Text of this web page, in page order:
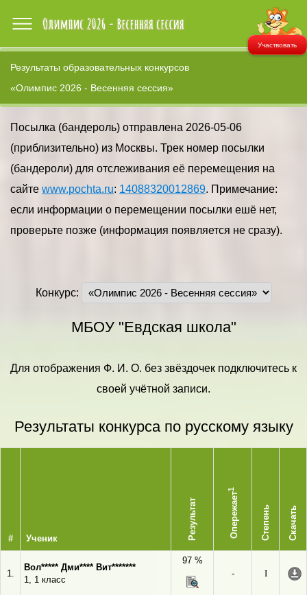
Участвовать
Результаты образовательных конкурсов
«Олимпис 2026 - Весенняя сессия»
Посылка (бандероль) отправлена 2026-05-06
(приблизительно) из Москвы. Трек номер посылки
(бандероли) для отслеживания её перемещения на
сайте www.pochta.ru: 14088320012869. Примечание:
если информации о перемещении посылки ешё нет,
проверьте позже (информация появляется не сразу).
Конкурс:
МБОУ "Евдская школа"
Для отображения Ф. И. О. без звёздочек подключитесь к
своей учётной записи.
Результаты конкурса по русскому языку
# Ученик Результат Опережает
1
Степень Скачать
1.
Вол***** Дми**** Вит*******
1, 1 класс
97 %
-
I